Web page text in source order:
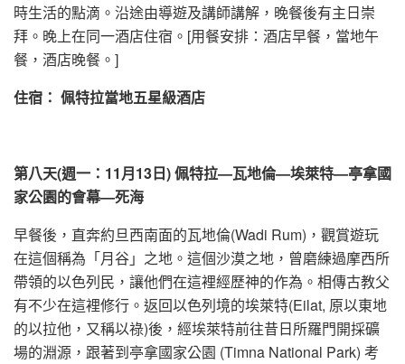
時生活的點滴。沿途由導遊及講師講解，晚餐後有主日崇
拜。晚上在同一酒店住宿。[用餐安排：酒店早餐，當地午
餐，酒店晚餐。]
住宿： 佩特拉當地五星級酒店
第八天(週一 ： 11月13日)佩特拉—瓦地倫—埃萊特—亭拿國
家公園的會幕—死海
早餐後，直奔約旦西南面的瓦地倫(Wadi Rum)，觀賞遊玩
在這個稱為「月谷」之地。這個沙漠之地，曾磨練過摩西所
帶領的以色列民，讓他們在這裡經歷神的作為。相傳古教父
有不少在這裡修行。返回以色列境的埃萊特(Eilat, 原以東地
的以拉他，又稱以祿)後，經埃萊特前往昔日所羅門開採礦
場的淵源，跟著到亭拿國家公園 (Timna National Park) 考